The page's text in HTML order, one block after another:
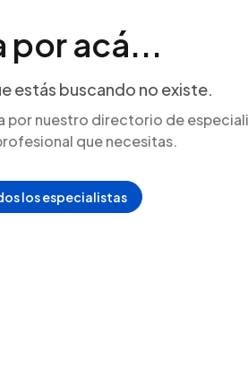
por acá...
estás buscando no existe.
por nuestro directorio de
que necesitas.
los especialistas